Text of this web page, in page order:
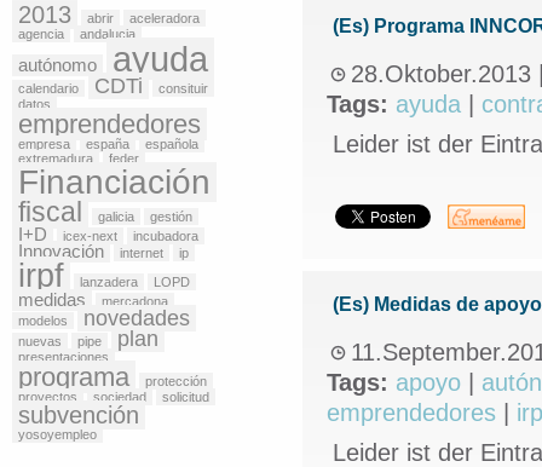
2013 abrir
aceleradora
agencia
andalucia
autónomo ayuda
calendario CDTi
consituir
datos
emprendedores
empresa españa
española
extremadura
feder
Financiación
fiscal galicia gestión
I+D icex-next incubadora
Innovación internet ip
irpf lanzadera LOPD
medidas
mercadona
modelos
novedades
nuevas pipe plan
presentaciones
programa
protección
proyectos
sociedad solicitud
subvención
yosoyempleo
(Es) Programa
28.Oktober.2013
Tags: ayuda
Leider ist der
(Es) Medidas de
Tags: apoyo
emprendedores
Leider ist der